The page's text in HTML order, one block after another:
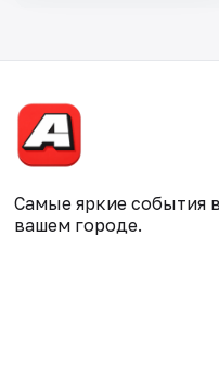
Самые яркие события в
вашем городе.